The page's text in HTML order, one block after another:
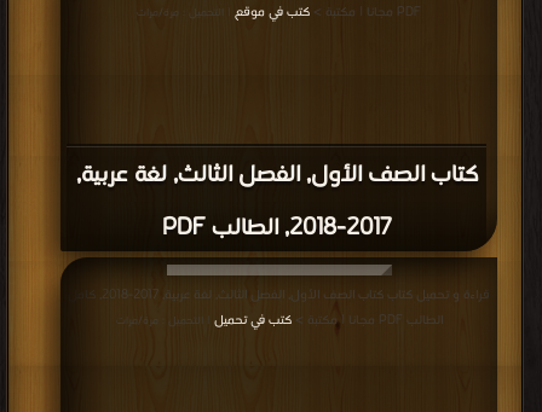
كتاب الصف الأول, الفصل الثالث, لغة عربية,
2017-2018, الطالب PDF
PDF مجانا | مكتبة >
كتب في موقع | التحميل : مرة/مرات
قراءة و تحميل كتاب كتاب الصف الأول, الفصل الثالث, لغة عربية, 2017-2018, كامل
الطالب PDF مجانا | مكتبة >
كتب في تحميل | التحميل : مرة/مرات